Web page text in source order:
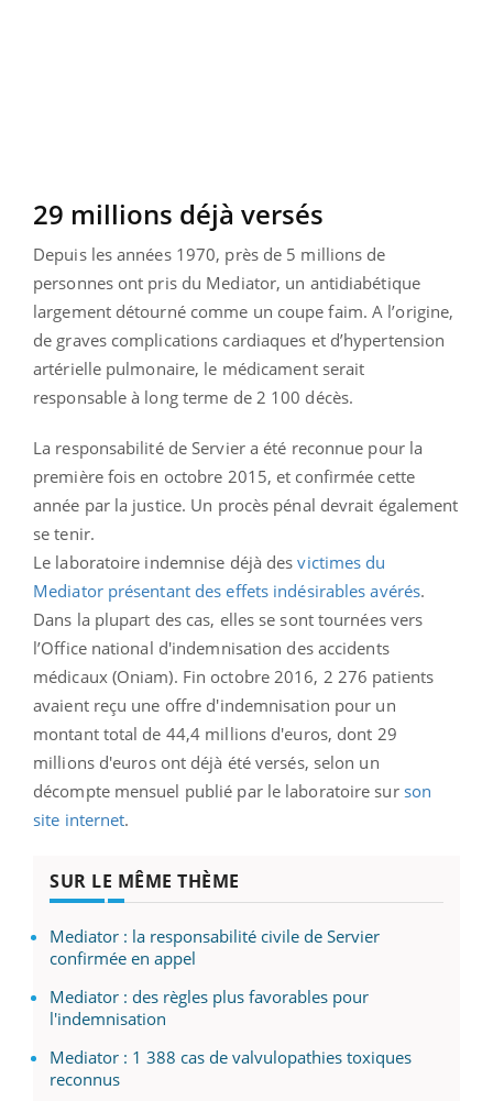
29 millions déjà versés
Depuis les années 1970, près de 5 millions de
personnes ont pris du Mediator, un antidiabétique
largement détourné comme un coupe faim. A l’origine,
de graves complications cardiaques et d’hypertension
artérielle pulmonaire, le médicament serait
responsable à long terme de 2 100 décès.
La responsabilité de Servier a été reconnue pour la
première fois en octobre 2015, et confirmée cette
année par la justice. Un procès pénal devrait également
se tenir.
Le laboratoire indemnise déjà desvictimes du
Mediator présentant des effets indésirables avérés.
Dans la plupart des cas, elles se sont tournées vers
l’Office national d'indemnisation des accidents
médicaux (Oniam). Fin octobre 2016, 2 276 patients
avaient reçu une offre d'indemnisation pour un
montant total de 44,4 millions d'euros, dont 29
millions d'euros ont déjà été versés, selon un
décompte mensuel publié par le laboratoire sur son
site internet.
SUR LE MÊME THÈME
Mediator : la responsabilité civile de Servier
confirmée en appel
Mediator : des règles plus favorables pour
l'indemnisation
Mediator : 1 388 cas de valvulopathies toxiques
reconnus